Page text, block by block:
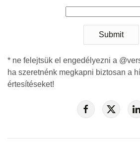
Submit
* ne felejtsük el engedélyezni a
ha szeretnénk megkapni biztosan a
értesítéseket!